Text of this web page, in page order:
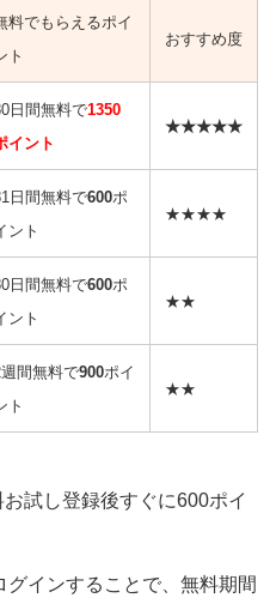
料でもらえるポイ
ト
おすすめ度
日間無料で1350
イント
★★★★★
日間無料で600ポ
ント
★★★★
日間無料で600ポ
ント
★★
週間無料で900ポイ
ト
★★
試し登録後すぐに600ポイ
インすることで、無料期間